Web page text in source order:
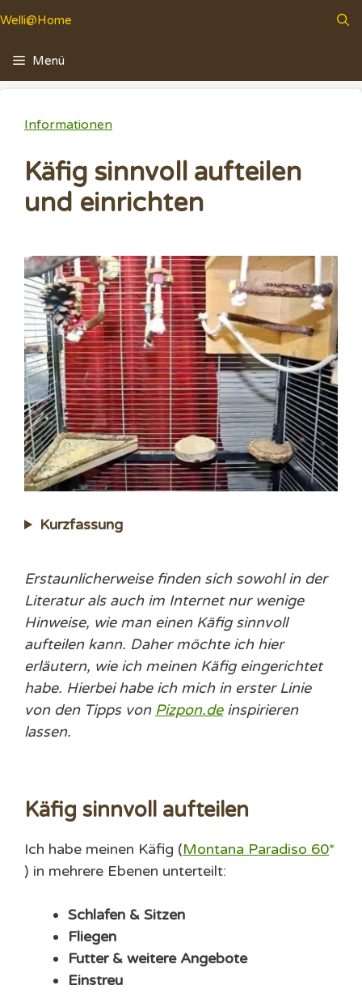
Inhalt
springen
Welli@Home
Menü
Informationen
Käfig sinnvoll aufteilen
und einrichten
Kurzfassung
Erstaunlicherweise finden sich sowohl in der
Literatur als auch im Internet nur wenige
Hinweise, wie man einen Käfig sinnvoll
aufteilen kann. Daher möchte ich hier
erläutern, wie ich meinen Käfig eingerichtet
habe. Hierbei habe ich mich in erster Linie
von den Tipps von Pizpon.deinspirieren
lassen.
Käfig sinnvoll aufteilen
Ich habe meinen Käfig (Montana Paradiso 60
) in mehrere Ebenen unterteilt:
Schlafen & Sitzen
Fliegen
Futter & weitere Angebote
Einstreu